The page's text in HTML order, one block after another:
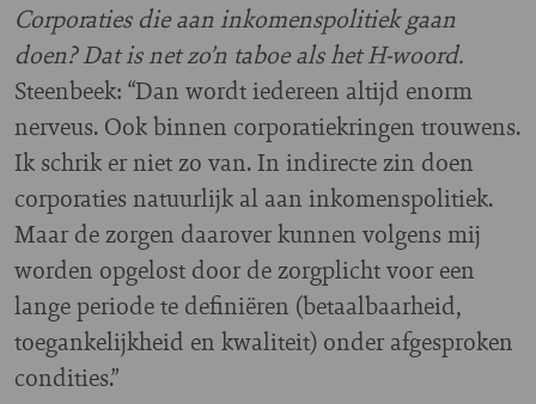
Corporaties die aan inkomenspolitiek gaan
doen? Dat is net zo’n taboe als het H-woord.
Steenbeek: “Dan wordt iedereen altijd enorm
nerveus. Ook binnen corporatiekringen trouwens.
Ik schrik er niet zo van. In indirecte zin doen
corporaties natuurlijk al aan inkomenspolitiek.
Maar de zorgen daarover kunnen volgens mij
worden opgelost door de zorgplicht voor een
lange periode te definiëren (betaalbaarheid,
toegankelijkheid en kwaliteit) onder afgesproken
condities.”